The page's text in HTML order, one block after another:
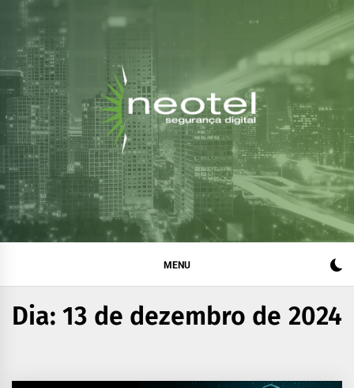
Blog da Neotel
Segurança Digital
Informações e notícias sobre segurança digital, legislação
e compliance
MENU
Dia:13 de dezembro de 2024